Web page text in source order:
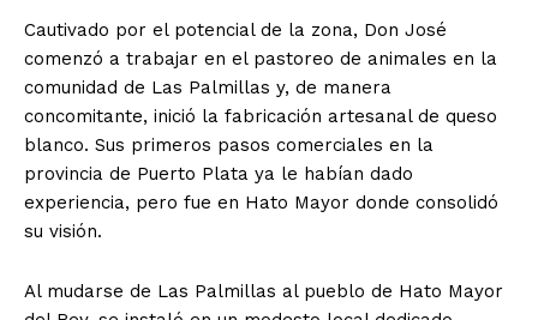
​Cautivado por el potencial de la zona, Don José
comenzó a trabajar en el pastoreo de animales en la
comunidad de Las Palmillas y, de manera
concomitante, inició la fabricación artesanal de queso
blanco. Sus primeros pasos comerciales en la
provincia de Puerto Plata ya le habían dado
experiencia, pero fue en Hato Mayor donde consolidó
su visión.
​Al mudarse de Las Palmillas al pueblo de Hato Mayor